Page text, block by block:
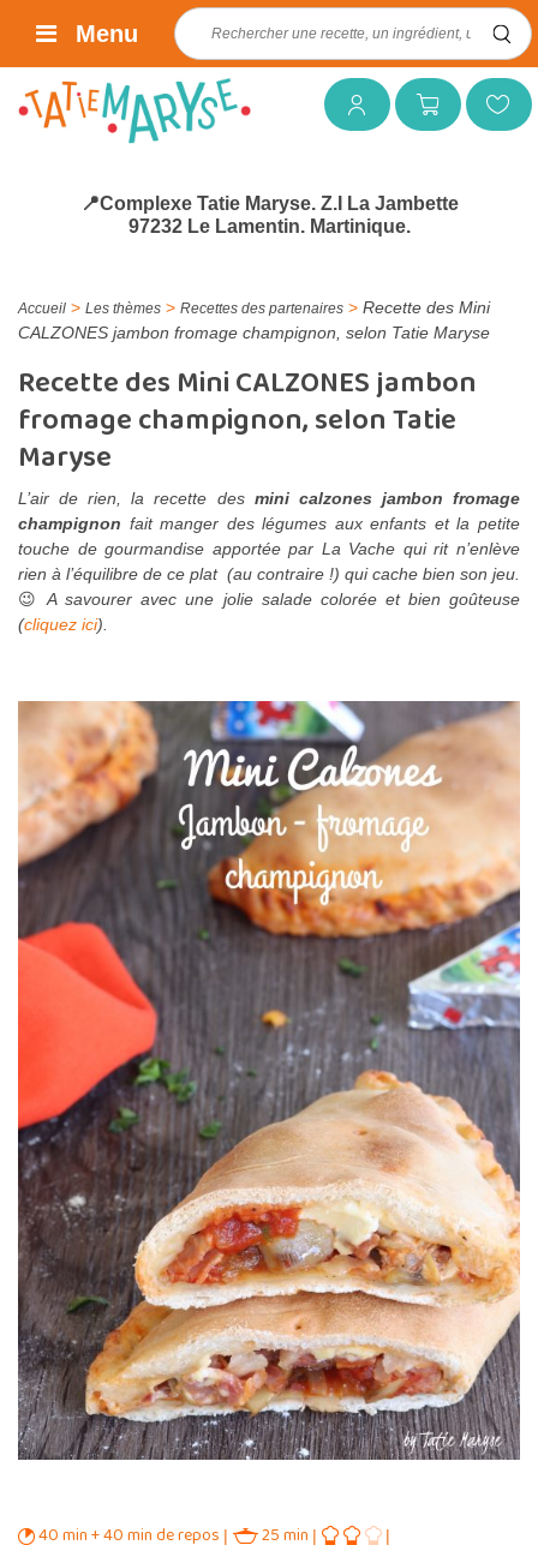
Mon compteMon panierMes favoris
Rechercher :
Menu
📍Complexe Tatie Maryse. Z.I La Jambette
97232 Le Lamentin. Martinique.
Accueil > Les thèmes > Recettes des partenaires > Recette des Mini
CALZONES jambon fromage champignon, selon Tatie Maryse
Recette des Mini CALZONES jambon
fromage champignon, selon Tatie
Maryse
L’air de rien, la recette desmini calzones jambon fromage
champignon fait manger des légumes aux enfants et la petite
touche de gourmandise apportée par La Vache qui rit n’enlève
rien à l’équilibre de ce plat (au contraire !) qui cache bien son jeu.
😉
A savourer avec une jolie salade colorée et bien goûteuse
(cliquez ici).
40 min + 40 min de repos
25 min